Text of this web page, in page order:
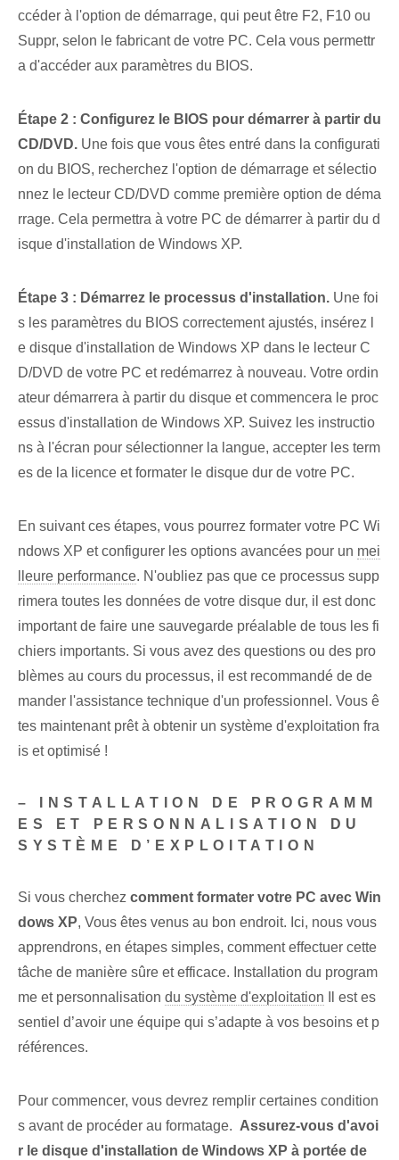
ccéder à l'option de démarrage, qui peut être F2, F10 ou
Suppr, selon le fabricant de votre PC. Cela vous permettr
a d'accéder aux paramètres du BIOS.
Étape 2 : Configurez le BIOS pour démarrer⁤ à partir du
CD/DVD. Une fois que vous êtes entré dans la configurati
on du BIOS, recherchez l'option de démarrage et sélectio
nnez le lecteur CD/DVD comme première option de déma
rrage. Cela permettra à votre PC de démarrer à partir du d
isque d'installation de Windows XP.
Étape 3 : Démarrez le processus d'installation. Une foi
s les paramètres du ⁢BIOS correctement ajustés, insérez l
e disque d'installation de Windows XP dans le lecteur C
D/DVD de ‌votre PC‍ et redémarrez à nouveau. Votre ordin
ateur démarrera à partir du disque et commencera le proc
essus d'installation de Windows XP. Suivez les instructio
ns à l'écran pour sélectionner la langue, accepter les term
es de la licence et formater le disque dur de votre PC.
En suivant ces étapes, vous pourrez formater votre PC Wi
ndows XP et configurer les options avancées pour un mei
lleure performance. N'oubliez pas que ce processus supp
rimera toutes les données de votre disque dur, il est donc
important de faire une sauvegarde préalable de tous les fi
chiers importants. Si vous avez des questions ou des pro
blèmes au cours du processus, il est recommandé de de
mander l'assistance technique d'un professionnel. Vous ê
tes maintenant prêt à obtenir un système d'exploitation fra
is et optimisé !
– INSTALLATION DE PROGRAMM
ES ET PERSONNALISATION DU
SYSTÈME D’EXPLOITATION
Si vous cherchez comment formater votre PC avec Win
dows XP, Vous êtes venus au bon endroit. Ici, nous vous
apprendrons, en étapes simples, comment effectuer cette
tâche de manière sûre et efficace. ⁣Installation du program
me et‌ personnalisation du système d'exploitation Il est es
sentiel d’avoir une équipe qui s’adapte à vos besoins et p
références.
Pour commencer, vous devrez remplir certaines condition
s avant de procéder au formatage. ‍ Assurez-vous d'avoi
r le disque d'installation de Windows XP à portée de